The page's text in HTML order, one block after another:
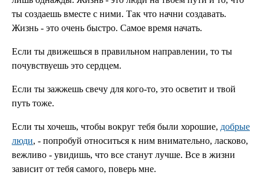
ты создаешь вместе с ними. Так что начни создавать.
Жизнь - это очень быстро. Самое время начать.
Если ты движешься в правильном направлении, то ты
почувствуешь это сердцем.
Если ты зажжешь свечу для кого-то, это осветит и твой
путь тоже.
Если ты хочешь, чтобы вокруг тебя были хорошие, добрые
люди, - попробуй относиться к ним внимательно, ласково,
вежливо - увидишь, что все станут лучше. Все в жизни
зависит от тебя самого, поверь мне.